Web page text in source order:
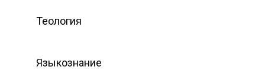
Теология
Языкознание